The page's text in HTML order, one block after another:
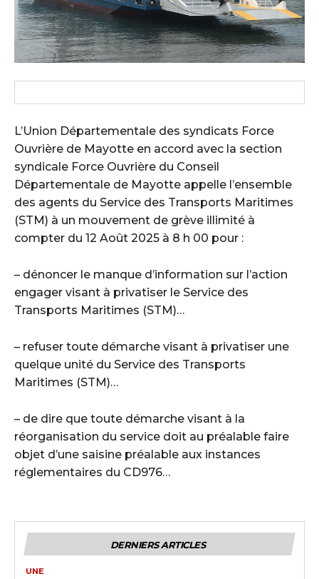
L’Union Départementale des syndicats Force
Ouvrière de Mayotte en accord avec la section
syndicale Force Ouvrière du Conseil
Départementale de Mayotte appelle l’ensemble
des agents du Service des Transports Maritimes
(STM) à un mouvement de grève illimité à
compter du 12 Août 2025 à 8 h 00 pour :
– dénoncer le manque d’information sur l’action
engager visant à privatiser le Service des
Transports Maritimes (STM)…
– refuser toute démarche visant à privatiser une
quelque unité du Service des Transports
Maritimes (STM)…
– de dire que toute démarche visant à la
réorganisation du service doit au préalable faire
objet d’une saisine préalable aux instances
réglementaires du CD976…
DERNIERS ARTICLES
UNE